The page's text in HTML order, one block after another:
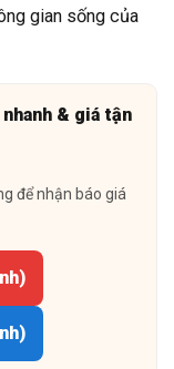
gian sống của
& giá tận
để nhận báo giá